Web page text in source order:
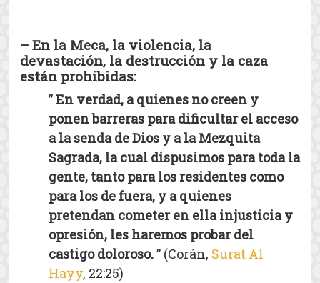
– En la Meca, la violencia, la
devastación, la destrucción y la caza
están prohibidas:
”En verdad, a quienes no creen y
ponen barreras para dificultar el acceso
a la senda de Dios y a la Mezquita
Sagrada, la cual dispusimos para toda la
gente, tanto para los residentes como
para los de fuera, y a quienes
pretendan cometer en ella injusticia y
opresión, les haremos probar del
castigo doloroso.” (Corán, Surat Al
Hayy, 22:25)